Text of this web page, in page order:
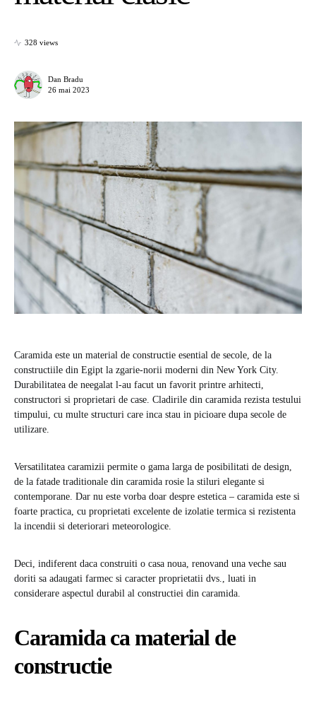
328 views
Dan Bradu
26 mai 2023
Caramida este un material de constructie esential de secole, de la
constructiile din Egipt la zgarie-norii moderni din New York City.
Durabilitatea de neegalat l-au facut un favorit printre arhitecti,
constructori si proprietari de case. Cladirile din caramida rezista testului
timpului, cu multe structuri care inca stau in picioare dupa secole de
utilizare.
Versatilitatea caramizii permite o gama larga de posibilitati de design,
de la fatade traditionale din caramida rosie la stiluri elegante si
contemporane. Dar nu este vorba doar despre estetica – caramida este si
foarte practica, cu proprietati excelente de izolatie termica si rezistenta
la incendii si deteriorari meteorologice.
Deci, indiferent daca construiti o casa noua, renovand una veche sau
doriti sa adaugati farmec si caracter proprietatii dvs., luati in
considerare aspectul durabil al constructiei din caramida.
Caramida ca material de
constructie